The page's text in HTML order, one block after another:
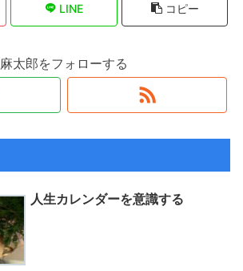
LINE コピー
麻太郎をフォローする
人生カレンダーを意識する